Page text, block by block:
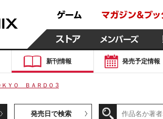
新刊情報 発売予定情報
ＫＹＯ ＢＡＲＤＯ 3
発売日で検索